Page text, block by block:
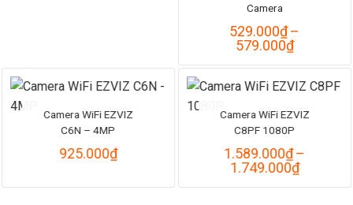
Camera
529.000₫–
579.000₫Khoảng
từ
529.000₫
579.000₫
Camera WiFi EZVIZ
C6N – 4MP
925.000₫
Camera WiFi EZVIZ
C8PF 1080P
1.589.000₫–
1.749.000₫Khoảng